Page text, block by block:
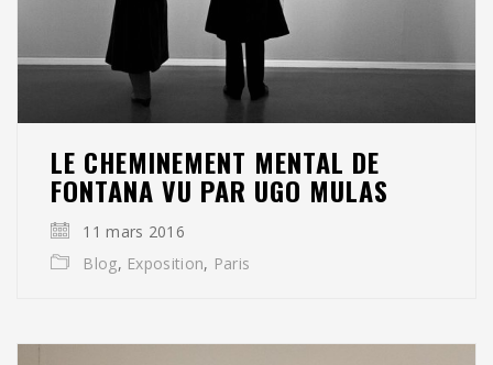
LE CHEMINEMENT MENTAL DE
FONTANA VU PAR UGO MULAS
11 mars 2016
Blog, Exposition, Paris